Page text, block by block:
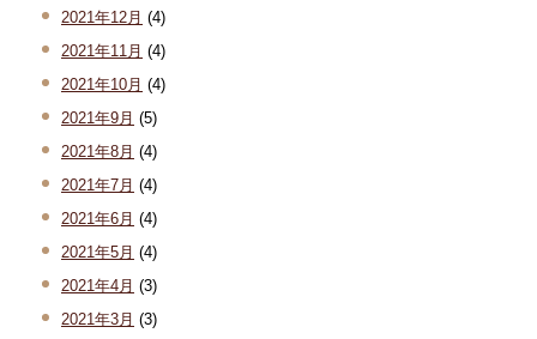
2021年12月 (4)
2021年11月 (4)
2021年10月 (4)
2021年9月 (5)
2021年8月 (4)
2021年7月 (4)
2021年6月 (4)
2021年5月 (4)
2021年4月 (3)
2021年3月 (3)